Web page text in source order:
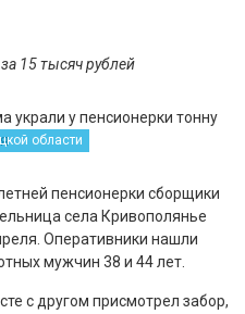
15 тысяч рублей
области
пенсионерки сборщики
села Кривополянье
Оперативники нашли
мужчин 38 и 44 лет.
с другом присмотрел забор,